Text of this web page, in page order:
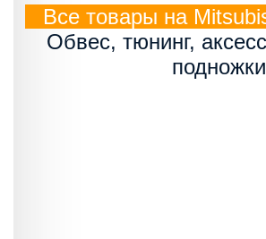
Все товары на
Обвес, тюнинг,